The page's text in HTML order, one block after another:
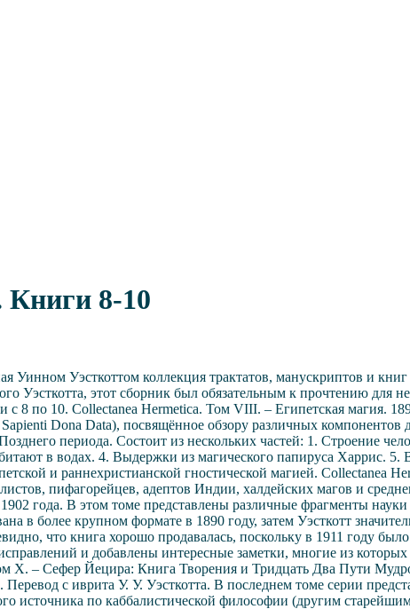
Книги 8-10
Уинном Уэсткоттом коллекция трактатов, манускриптов и
этот сборник был обязательным к прочтению для
с 8 по 10. Collectanea Hermetica. Том VIII. – Египетская магия.
Dona Data), посвящённое обзору различных компонентов
периода. Состоит из нескольких частей: 1. Строение
в водах. 4. Выдержки из магического папируса Харрис. 5.
и раннехристианской гностической магией. Collectanea
пифагорейцев, адептов Индии, халдейских магов и
года. В этом томе представлены различные фрагменты
в более крупном формате в 1890 году, затем Уэсткотт
что книга хорошо продавалась, поскольку в 1911 году
и добавлены интересные заметки, многие из
X. – Сефер Йецира: Книга Творения и Тридцать Два Пути
с иврита У. У. Уэсткотта. В последнем томе серии
источника по каббалистической философии (другим